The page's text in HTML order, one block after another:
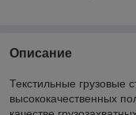
Описание
Текстильные грузовые
высококачественных